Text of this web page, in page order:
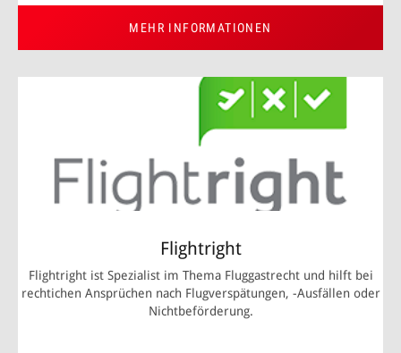
MEHR INFORMATIONEN
Flightright
Flightright ist Spezialist im Thema Fluggastrecht und hilft bei
rechtichen Ansprüchen nach Flugverspätungen, -Ausfällen oder
Nichtbeförderung.